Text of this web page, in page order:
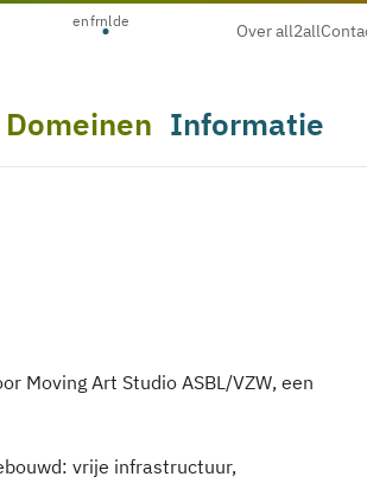
enfrnlde
Over all2all
Domeinen Informatie
Moving Art Studio ASBL/VZW, een
vrije infrastructuur,